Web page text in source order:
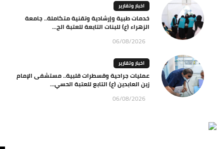
اخبار وتقارير
خدمات طبية وإرشادية وتقنية متكاملة.. جامعة
الزهراء (ع) للبنات التابعة للعتبة الح...
06/08/2026
اخبار وتقارير
عمليات جراحية وقسطرات قلبية.. مستشفى الإمام
زين العابدين (ع) التابع للعتبة الحسي...
06/08/2026